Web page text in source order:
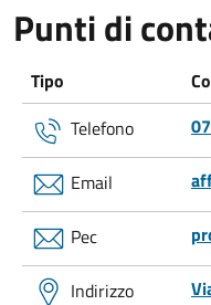
Punti di
Tipo
Telefono
Email
Pec
Indirizzo